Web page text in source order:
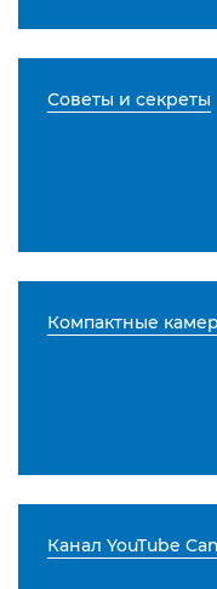
Советы и секреты
Компактные
Канал YouTube